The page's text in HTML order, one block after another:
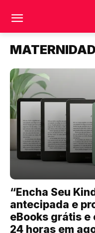
“Encha Seu
antecipada e
eBooks grátis e
24 horas em